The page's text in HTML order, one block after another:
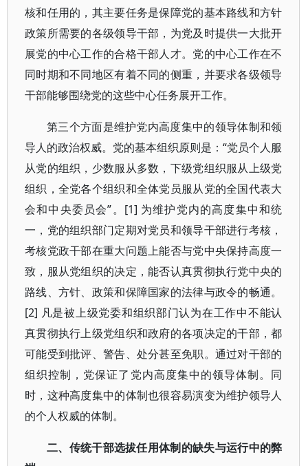
核和任用的，其主要任务是保障党的基本路线和方针
政策所需要的各级领导干部，为党及时提供一大批开
展党的中心工作的合格干部人才。党的中心工作在不
同时期和不同地区有着不同的侧重，并要求各级领导
干部能够围绕党的这些中心任务展开工作。
第三个方面是维护党内高度集中的领导体制和领
导人的政治权威。党的基本组织原则是：“党员个人服
从党的组织，少数服从多数，下级党组织服从上级党
组织，全党各个组织和全体党员服从党的全国代表大
会和中央委员会”。[1] 为维护党内的高度集中和统
一，党的组织部门定期对党员和领导干部进行考核，
考核党政干部在重大问题上能否与党中央保持高度一
致，服从党组织的决定，能否认真贯彻执行党中央的
路线、方针、政策和保障国家的法律与政令的畅通。
[2] 凡是被上级党委和组织部门认为在工作中不能认
真贯彻执行上级党组织和政府的各项决定的干部，都
可能受到批评、警告、处分甚至免职。通过对干部的
组织控制，党保证了党内高度集中的领导体制。同
时，这种高度集中的体制也很容易演变为维护领导人
的个人权威的体制。
二、传统干部选拔任用体制的缺失与运行中的弊